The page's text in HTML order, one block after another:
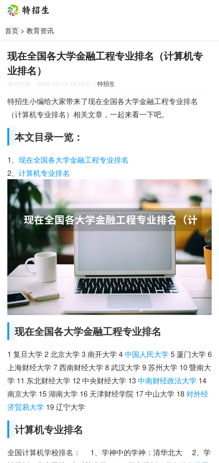
首页 > 教育资讯
现在全国各大学金融工程专业排名（计算机专
业排名）
发布时间：2026-05-16 18:56:57 | 特招生
特招生小编给大家带来了现在全国各大学金融工程专业排名
（计算机专业排名）相关文章，一起来看一下吧。
本文目录一览：
1、 现在全国各大学金融工程专业排名
2、 计算机专业排名
现在全国各大学金融工程专业排名
1 复旦大学 2 北京大学 3 南开大学 4中国人民大学5 厦门大学 6
上海财经大学 7 西南财经大学 8 武汉大学 9 苏州大学 10 暨南大
学 11 东北财经大学 12 中央财经大学 13中南财经政法大学 14
南京大学 15 湖南大学 16 天津财经学院 17 中山大学 18对外经
济贸易大学 19 辽宁大学
计算机专业排名
全国计算机学校排名： 1、学神中的学神：清华北大 2、学